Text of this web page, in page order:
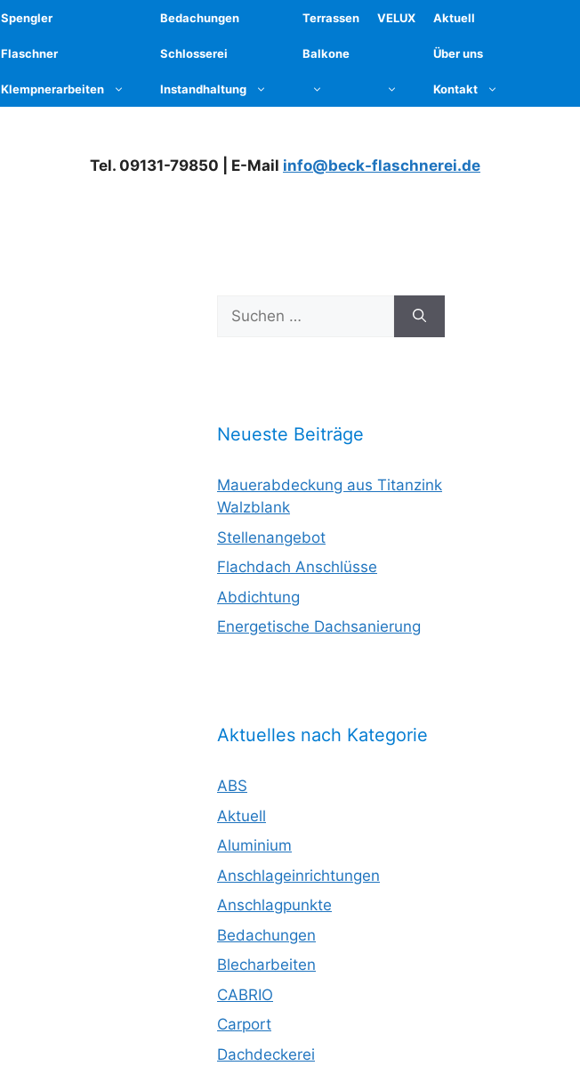
Spengler
Flaschner
Klempnerarbeiten
Bedachungen
Schlosserei
Instandhaltung
Terrassen
Balkone
VELUX Aktuell
Über uns
Kontakt
Tel. 09131-79850 | E-Mail info@beck-flaschnerei.de
Suchen
nach:
Neueste Beiträge
Mauerabdeckung aus Titanzink
Walzblank
Stellenangebot
Flachdach Anschlüsse
Abdichtung
Energetische Dachsanierung
Aktuelles nach Kategorie
ABS
Aktuell
Aluminium
Anschlageinrichtungen
Anschlagpunkte
Bedachungen
Blecharbeiten
CABRIO
Carport
Dachdeckerei